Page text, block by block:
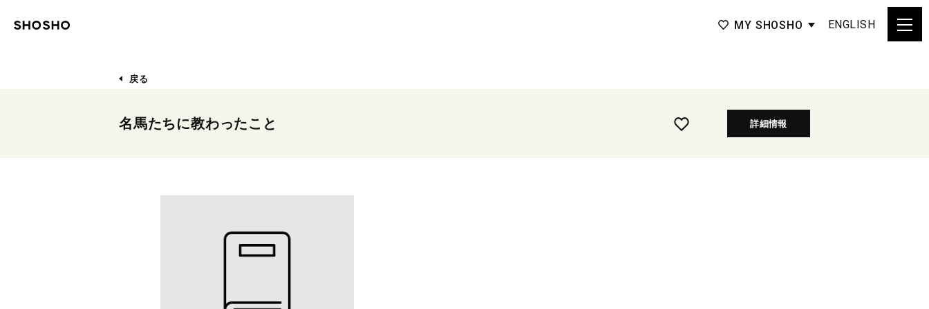
MY SHOSHO ENGLISH
戻る
名馬たちに教わったこと 詳細情報